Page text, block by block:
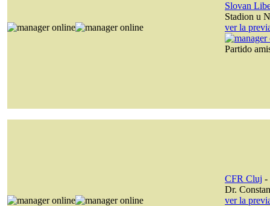
Slovan
Stadion u
ver la
Partido
CFR Cluj -
Dr.
ver la